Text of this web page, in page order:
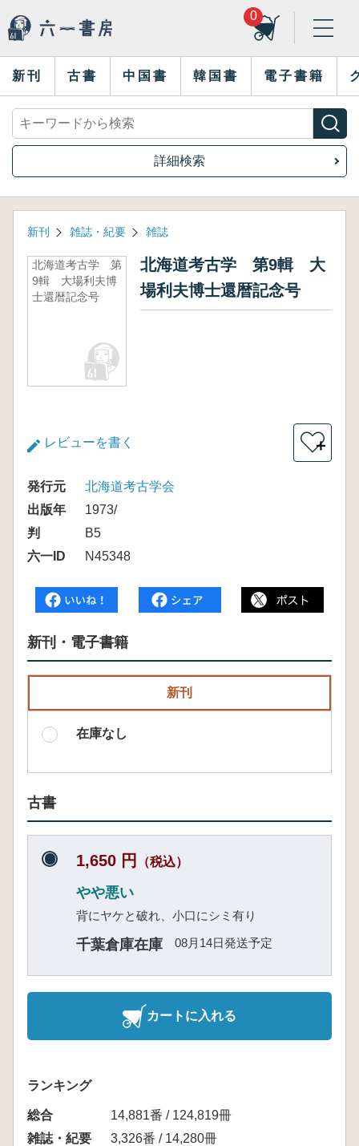
0
新刊 古書 中国書 韓国書 電子書籍
詳細検索
新刊 雑誌・紀要 雑誌
北海道考古学 第
9輯 大場利夫博
士還暦記念号
北海道考古学 第9輯 大
場利夫博士還暦記念号
レビューを書く ＋
発行元
北海道考古学会
出版年
1973/
判
B5
六一ID
N45348
新刊・電子書籍
新刊
在庫なし
古書
1,650 円 （税込）
やや悪い
背にヤケと破れ、小口にシミ有り
千葉倉庫在庫 08月14日発送予定
カートに入れる
ランキング
総合
14,881番 / 124,819冊
雑誌・紀要
3,326番 / 14,280冊